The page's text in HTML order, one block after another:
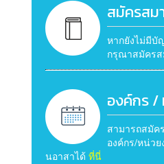
สมัครสม
หากยังไม่มีบั
กรุณาสมัคร
องค์กร /
สามารถสมัค
องค์กร/หน่วย
นอาสาได้ ที่นี่